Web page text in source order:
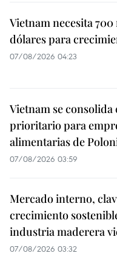
Vietnam necesita
dólares para
07/08/2026 04:23
Vietnam se
prioritario para
alimentarias de
07/08/2026 03:59
Mercado interno,
crecimiento
industria maderera
07/08/2026 03:32